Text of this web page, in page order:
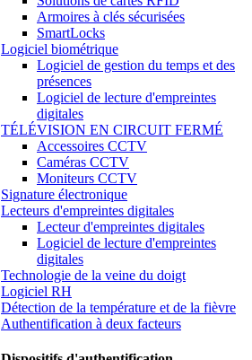
Armoires à clés sécurisées
SmartLocks
Logiciel biométrique
Logiciel de gestion du temps et des
présences
Logiciel de lecture d'empreintes
digitales
TÉLÉVISION EN CIRCUIT FERMÉ
Accessoires CCTV
Caméras CCTV
Moniteurs CCTV
Signature électronique
Lecteurs d'empreintes digitales
Lecteur d'empreintes digitales
Logiciel de lecture d'empreintes
digitales
Technologie de la veine du doigt
Logiciel RH
Détection de la température et de la fièvre
Authentification à deux facteurs